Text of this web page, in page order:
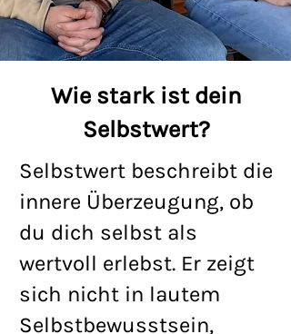
Wie stark ist dein
Selbstwert?
Selbstwert beschreibt die
innere Überzeugung, ob
du dich selbst als
wertvoll erlebst. Er zeigt
sich nicht in lautem
Selbstbewusstsein,